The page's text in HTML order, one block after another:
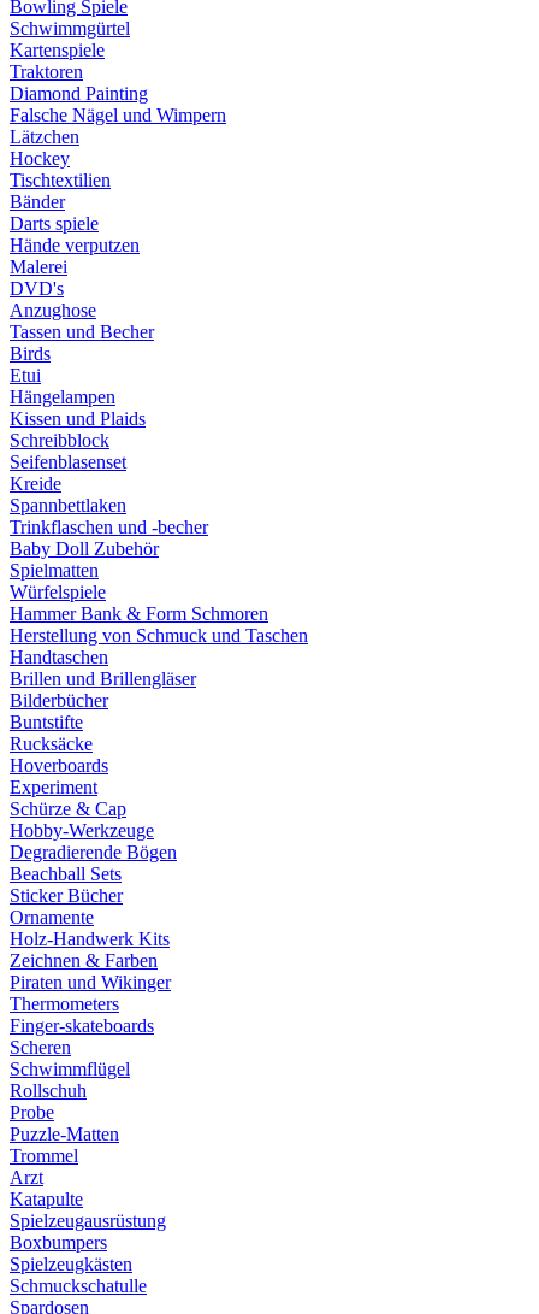
Bowling Spiele
Schwimmgürtel
Kartenspiele
Traktoren
Diamond Painting
Falsche Nägel und Wimpern
Lätzchen
Hockey
Tischtextilien
Bänder
Darts spiele
Hände verputzen
Malerei
DVD's
Anzughose
Tassen und Becher
Birds
Etui
Hängelampen
Kissen und Plaids
Schreibblock
Seifenblasenset
Kreide
Spannbettlaken
Trinkflaschen und -becher
Baby Doll Zubehör
Spielmatten
Würfelspiele
Hammer Bank & Form Schmoren
Herstellung von Schmuck und Taschen
Handtaschen
Brillen und Brillengläser
Bilderbücher
Buntstifte
Rucksäcke
Hoverboards
Experiment
Schürze & Cap
Hobby-Werkzeuge
Degradierende Bögen
Beachball Sets
Sticker Bücher
Ornamente
Holz-Handwerk Kits
Zeichnen & Farben
Piraten und Wikinger
Thermometers
Finger-skateboards
Scheren
Schwimmflügel
Rollschuh
Probe
Puzzle-Matten
Trommel
Arzt
Katapulte
Spielzeugausrüstung
Boxbumpers
Spielzeugkästen
Schmuckschatulle
Spardosen